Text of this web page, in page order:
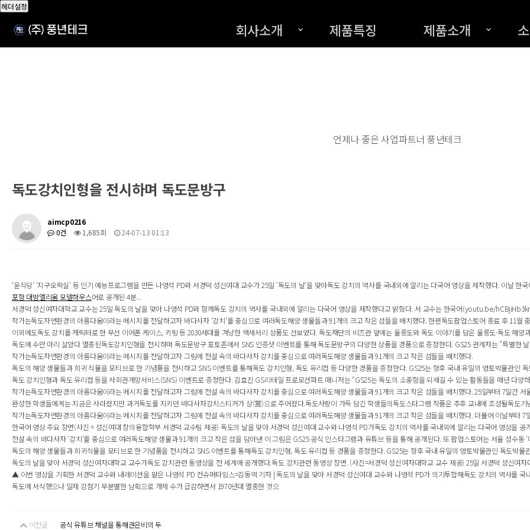
회사소개 제품특징 제품소개
헤더설정
언제나 좋은 사업파트너 풍년테크
독도강치인형을 전시하며 독도문방구
aimcp0216
0건
1,685회 24-07-13 01:13
‘윤식당’ ‘지구오락실’ 등 인기 예능프로그램을 만든 나영석 PD와 서경덕 성신여대 교수가 25일 ‘독도의 날’을 맞아독도 강치의 역사를 국내외에 알리는 다국어 영상을 제작했다. 이날 한국
포항 대방엘리움 모델하우스어로 공개된 4분...
서경덕 성신여자대학교 교수는 25일 독도의 날을 맞아 나영석 PD와 함께독도 강치의 역사를 국내외에 알리는 다국어 영상을 제작했다고 밝혔다. 서 교수는 한국어(youtu.be/
작가는독도자연환경의 아름다움이라는 메시지를 전달하고자 바다사자 ‘강치’를 중심으로 여러독도해양 생물들과 91개의 크고 작은 섬들을 배치했다. 한편독도팝업스토어 종료 후 11월
이외에도독도 강치를 캐릭터로 한 무선 이어폰 케이스, 키링 등 2030세대를 겨냥한 액세서리 상품도 선보였다. 독도재단의 비즈관 앞에는 울릉도와 독도 이야기를 담은 울릉도·독도 해양
독도에 수만 마리 살았다 멸종된독도강치인형을 전시하며 독도문방구 포토존에서 SNS 인증샷 이벤트를 통해 독도문방구의 다양한 상품을 경품으로 증정한다. GS25 관계자는 "특별한
작가는독도자연환경의 아름다움이라는 메시지를 전달하고자 그림에 전설 속의 바다사자 강치를 중심으로 여러독도해양 생물들과 91개의 크고 작은 섬들을 배치했다.
독도의 해양 생물들과 희귀 식물을 모티브로 한 기념품을 전시하고 SNS 이벤트를 통해독도 강치인형, 독도 유리컵 등 다양한 경품을 증정한다. GS25는 향후 국내 유일의 영토박물관인
독도 강치인형과 독도 유리컵 등을 사회관계망서비스(SNS) 이벤트로 증정한다. 김효진 GS리테일 프로모션파트 매니저는 “GS25는 독도의 소중함을 되새길 수 있는 활동들을 매년 다양
작가는독도자연환경의 아름다움이라는 메시지를 전달하고자 그림에 전설 속의 바다사자 강치를 중심으로 여러독도해양 생물들과 91개의 크고 작은 섬들을 배치했다. 25일부터 7일간 서
완성한 학생들에게는 지금은 사라졌지만 과거독도를 지키던 바다사자강치스티커가 상(賞)으로 주어졌다.독도사랑이 가득 담긴 학생들의독도스타그램 작품은 추후 교내에 조성될독도기
작가는독도자연환경의 아름다움이라는 메시지를 전달하고자 그림에 전설 속의 바다사자 강치를 중심으로 여러독도해양 생물들과 91개의 크고 작은 섬들을 배치했다. 더불어 이날부터 7
한국어 영상 주요 장면(사진 = 성신여대 창의융합학부 서경덕 교수팀 제공) 독도의 날을 맞아 서경덕 성신여대 교수와 나영석 PD가독도 강치의 역사를 국내외에 알리는 다국어 영상을 공
전설 속의 바다사자 ‘강치’를 중심으로 여러독도해양 생물과 91개의 크고 작은 섬을 담아낸 이 그림은 GS25 공식 인스타그램과 유튜브 등을 통해 공개된다. 또 팝업스토어는 서울 성수동 ‘
독도의 해양 생물들과 희귀식물을 모티브로 한 기념품을 전시하고 SNS 이벤트를 통해독도 강치인형, 독도 유리컵 등 경품을 증정한다. GS25는 향후 국내 유일의 영토박물관인 독도박
독도의 날을 맞아 서경덕 성신여자대학교 교수가독도 강치관련 동영상을 전 세계에 공개했다.독도 강치관련 동영상 장면. (사진=서경덕 성신여자대학교 교수 제공) 25일 서경덕 성신여자
▲ 이번 영상을 기획한 서경덕 교수와 내레이션을 맡은 나영석 PD 컨슈머타임스=김동역 기자 | 독도의 날을 맞아 서경덕 성신여대 교수와 나영석 PD가 의기투합해독도 강치의 역사를 국
독도에 서식했으나 일제 강점기 무분별한 남획으로 개체 수가 급감하면서 1970년대 멸종한 것으
이전글 공식 유튜브 채널을 통해권은비의 두